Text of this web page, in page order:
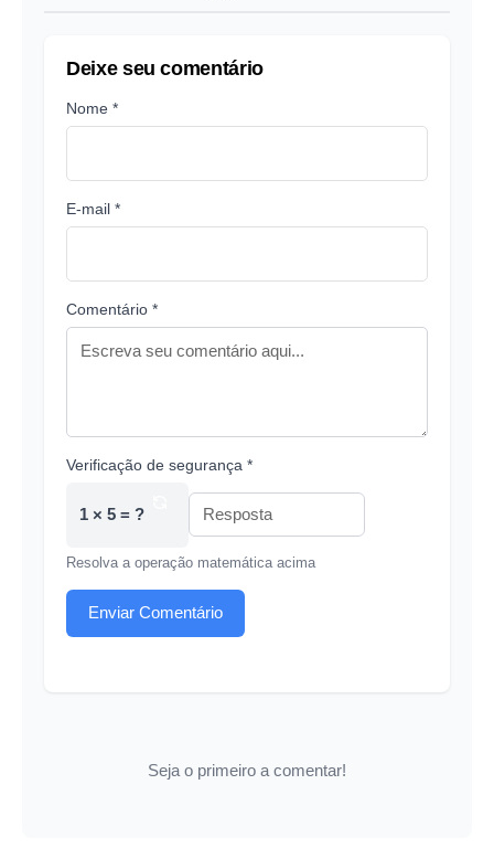
Deixe seu comentário
Nome *
E-mail *
Comentário *
Verificação de segurança *
1 × 5 = ?
Resolva a operação matemática acima
Enviar Comentário
Seja o primeiro a comentar!